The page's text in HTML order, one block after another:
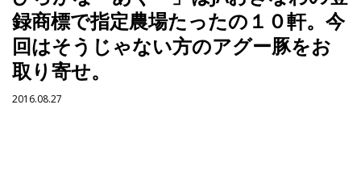
録商標で指定農場たったの１０軒。今
回はそうじゃない方のアグー豚をお
取り寄せ。
2016.08.27